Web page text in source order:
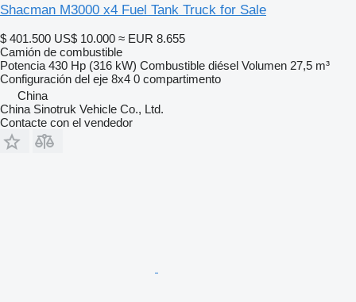
Shacman M3000 x4 Fuel Tank Truck for Sale
$ 401.500 US$ 10.000 ≈ EUR 8.655
Camión de combustible
Potencia 430 Hp (316 kW) Combustible diésel Volumen 27,5 m³
Configuración del eje 8x4 0 compartimento
China
China Sinotruk Vehicle Co., Ltd.
Contacte con el vendedor